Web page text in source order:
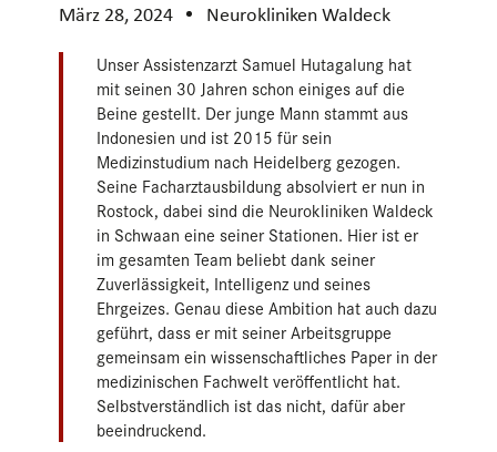
März 28, 2024 Neurokliniken Waldeck
Unser Assistenzarzt Samuel Hutagalung hat
mit seinen 30 Jahren schon einiges auf die
Beine gestellt. Der junge Mann stammt aus
Indonesien und ist 2015 für sein
Medizinstudium nach Heidelberg gezogen.
Seine Facharztausbildung absolviert er nun in
Rostock, dabei sind die Neurokliniken Waldeck
in Schwaan eine seiner Stationen. Hier ist er
im gesamten Team beliebt dank seiner
Zuverlässigkeit, Intelligenz und seines
Ehrgeizes. Genau diese Ambition hat auch dazu
geführt, dass er mit seiner Arbeitsgruppe
gemeinsam ein wissenschaftliches Paper in der
medizinischen Fachwelt veröffentlicht hat.
Selbstverständlich ist das nicht, dafür aber
beeindruckend.